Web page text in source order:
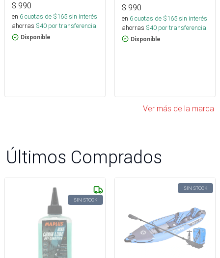
$ 990
en 6cuotas de $165sin interés
ahorras $40 por transferencia.
Disponible
$ 990
en 6cuotas de $165sin interés
ahorras $40 por transferencia.
Disponible
Ver más de la marca
Últimos Comprados
SIN STOCK
SIN STOCK